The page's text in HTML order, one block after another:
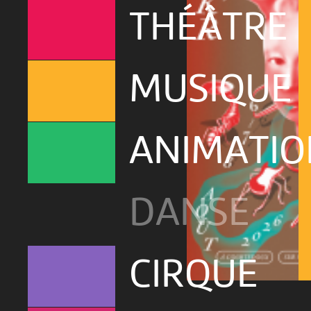
THÉÂTRE
MUSIQUE
DANSE
CIRQUE